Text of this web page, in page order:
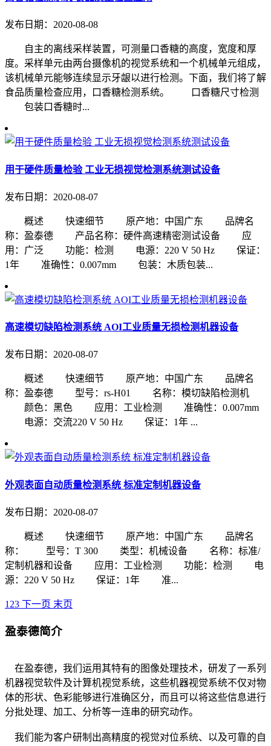
发布日期：2020-08-08
自主的离线采样装置，可测量口香糖的高度，宽度和厚
度。采样单元由两台摄像机的视觉系统和一个机械单元组成，
该机械单元能够连续显示牙龈以进行检测。下面，我们将了解
食品质量检查应用，口香糖检测系统。 口香糖尺寸检测
包装口香糖时...
用于硬件质量检验 工业无损视觉检测系统测试设备
发布日期：2020-08-07
概述 快速细节 原产地：中国广东 品牌名
称：盈泰德 产品名称：硬件高速精密测试设备 应
用：广泛 功能：检测 电源：220 V 50 Hz 保证：
1年 准确性：0.007mm 包装：木质包装...
高速模切缺陷检测系统 AOI工业质量无损检测机器设备
发布日期：2020-08-07
概述 快速细节 原产地：中国广东 品牌名
称：盈泰德 型号：rs-H01 名称：模切缺陷检测机
颜色：黑色 应用：工业检测 准确性：0.007mm
电源：交流220 V 50 Hz 保证：1年 ...
外观表面自动质量检测系统 标准定制机器设备
发布日期：2020-08-07
概述 快速细节 原产地：中国广东 品牌名
称： 型号：T 300 类型：机械设备 名称：标准/
定制机器和设备 应用：工业检测 功能：检测 电
源：220 V 50 Hz 保证：1年 准...
1 23 下一页 末页
盈泰德简介
在盈泰德，我们运用其特有的图像处理技术，研发了一系列
机器视觉软件及计算机视觉系统，这些机器视觉系统不仅对物
体的形状、色彩能够进行准确区分，而且可以将这些信息进行
分批处理、加工、分析等一连串的研究动作。
我们能为客户研制出高精度的视觉对位系统、以及可靠的自